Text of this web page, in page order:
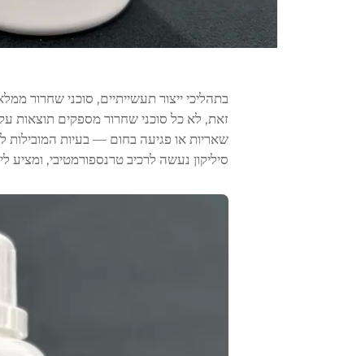
בתהליכי ייצור תעשייתיים, סוכני שחרור
זאת, לא כל סוכני שחרור מספקים תוצאות
שאריות או פגיעה בחום — בעיות המובילות
סיליקון נעשה לרכיב טרנספורמטיבי, ומציע